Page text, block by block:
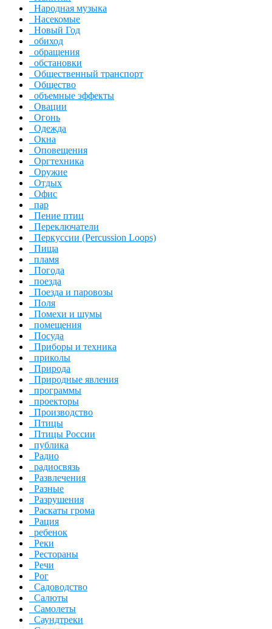
Народная музыка
Насекомые
Новый Год
обиход
обращения
обстановки
Общественный транспорт
Общество
объемные эффекты
Овации
Огонь
Одежда
Окна
Оповещения
Оргтехника
Оружие
Отдых
Офис
пар
Пение птиц
Переключатели
Перкуссии (Percussion Loops)
Пища
пламя
Погода
поезда
Поезда и паровозы
Поля
Помехи и шумы
помещения
Посуда
Приборы и техника
приколы
Природа
Природные явления
программы
проекторы
Производство
Птицы
Птицы России
публика
Радио
радиосвязь
Развлечения
Разные
Разрушения
Раскаты грома
Рация
ребенок
Реки
Рестораны
Речи
Рог
Садоводство
Салюты
Самолеты
Саундтреки